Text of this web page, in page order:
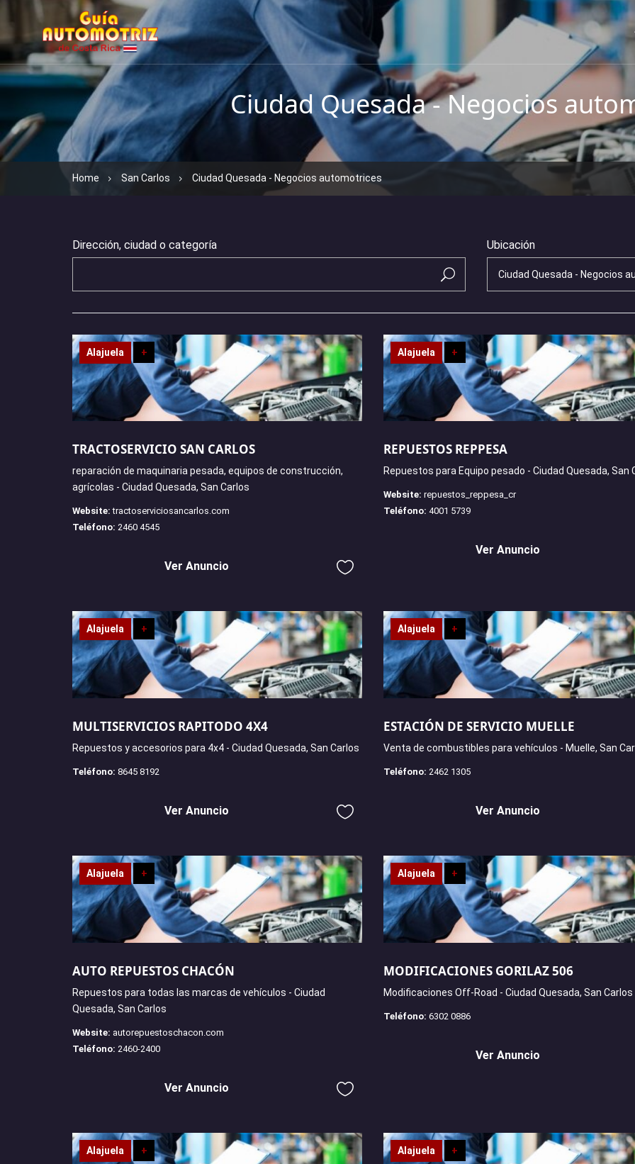
Ciudad Quesada - Negocios
Home San Carlos Ciudad Quesada - Negocios automotrices
Dirección, ciudad o categoría Ubicación
Alajuela +
TRACTOSERVICIO SAN CARLOS
reparación de maquinaria pesada, equipos de construcción,
agrícolas - Ciudad Quesada, San Carlos
Website: tractoserviciosancarlos.com
Teléfono: 2460 4545
Ver Anuncio
Alajuela +
REPUESTOS REPPESA
Repuestos para Equipo pesado - Ciudad Quesada, San
Website: repuestos_reppesa_cr
Teléfono: 4001 5739
Ver Anuncio
Alajuela +
MULTISERVICIOS RAPITODO 4X4
Repuestos y accesorios para 4x4 - Ciudad Quesada, San Carlos
Teléfono: 8645 8192
Ver Anuncio
Alajuela +
ESTACIÓN DE SERVICIO MUELLE
Venta de combustibles para vehículos - Muelle, San
Teléfono: 2462 1305
Ver Anuncio
Alajuela +
AUTO REPUESTOS CHACÓN
Repuestos para todas las marcas de vehículos - Ciudad
Quesada, San Carlos
Website: autorepuestoschacon.com
Teléfono: 2460-2400
Ver Anuncio
Alajuela +
MODIFICACIONES GORILAZ 506
Modificaciones Off-Road - Ciudad Quesada, San Carlos
Teléfono: 6302 0886
Ver Anuncio
Alajuela + Alajuela +